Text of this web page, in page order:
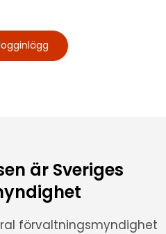
är Sveriges
förvaltningsmyndighet